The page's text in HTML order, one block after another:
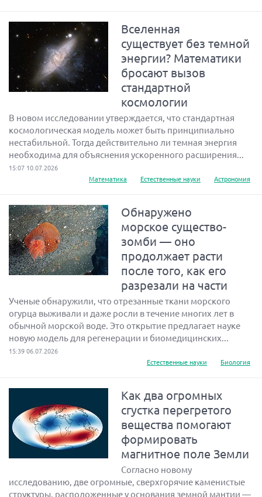
Вселенная
существует без темной
энергии? Математики
бросают вызов
стандартной
космологии
В новом исследовании утверждается, что стандартная
космологическая модель может быть принципиально
нестабильной. Тогда действительно ли темная энергия
необходима для объяснения ускоренного расширения...
15:07 10.07.2026
Математика
Естественные науки Астрономия
Обнаружено
морское существо-
зомби — оно
продолжает расти
после того, как его
разрезали на части
Ученые обнаружили, что отрезанные ткани морского
огурца выживали и даже росли в течение многих лет в
обычной морской воде. Это открытие предлагает науке
новую модель для регенерации и биомедицинских...
15:39 06.07.2026
Естественные науки
Биология
Как два огромных
сгустка перегретого
вещества помогают
формировать
магнитное поле Земли
Согласно новому
исследованию, две огромные, сверхгорячие каменистые
структуры, расположенные у основания земной мантии —